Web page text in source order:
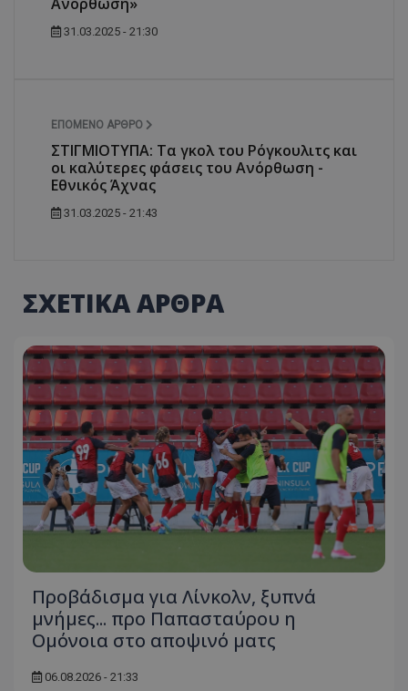
31.03.2025 - 21:30
ΕΠΌΜΕΝΟ ΆΡΘΡΟ
ΣΤΙΓΜΙΟΤΥΠΑ: Τα γκολ του Ρόγκουλιτς και
οι καλύτερες φάσεις του Ανόρθωση -
Εθνικός Άχνας
31.03.2025 - 21:43
ΣΧΕΤΙΚΑ ΑΡΘΡΑ
Προβάδισμα για Λίνκολν, ξυπνά
μνήμες... προ Παπασταύρου η
Ομόνοια στο αποψινό ματς
06.08.2026 - 21:33